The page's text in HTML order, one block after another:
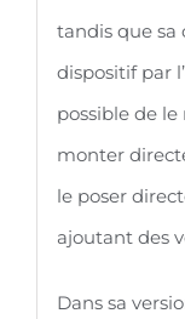
tandis que sa
dispositif par
possible de
monter
le poser
ajoutant des
Dans sa